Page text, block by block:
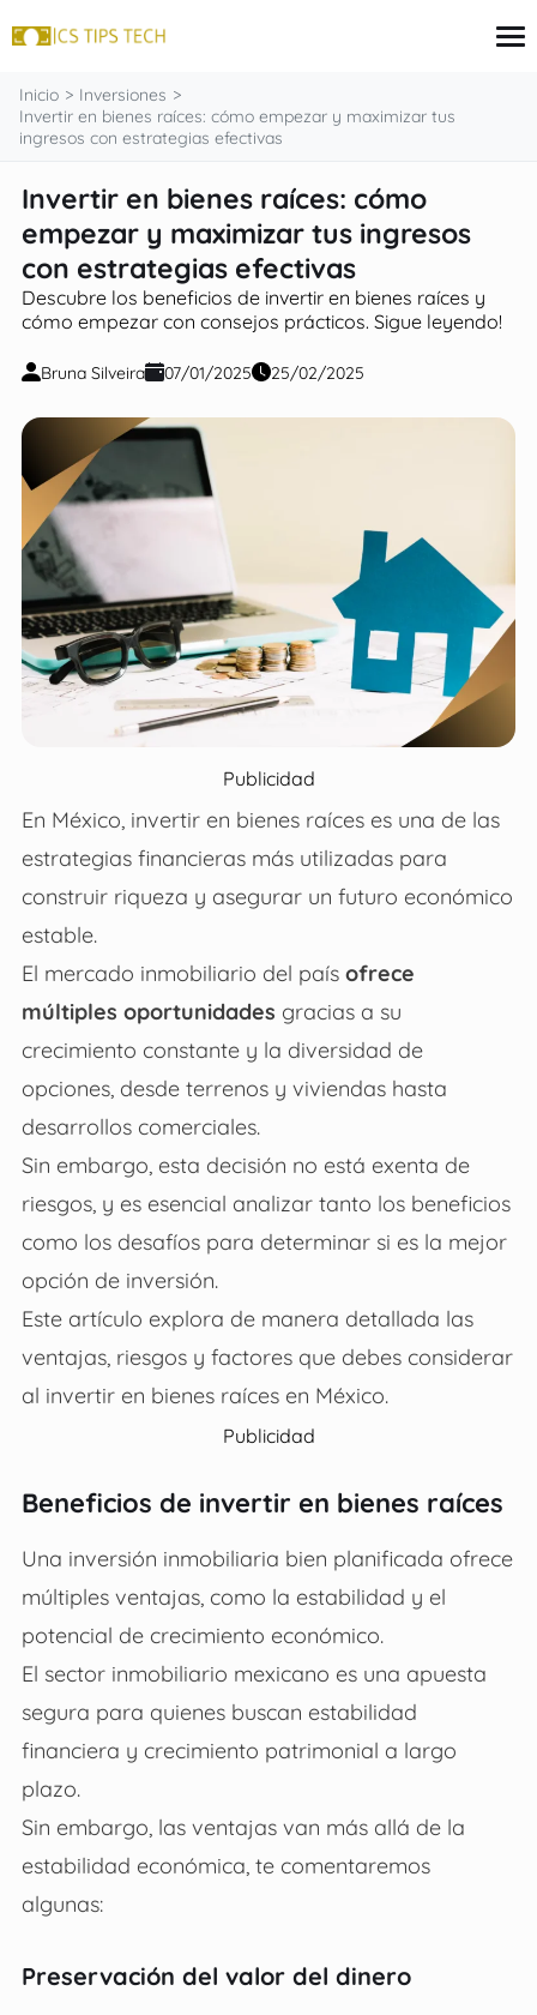
Finanzas
Programas sociales
Inversiones
Préstamos
Inicio
Inversiones
Invertir en bienes raíces: cómo empezar y maximizar tus
ingresos con estrategias efectivas
Invertir en bienes raíces: cómo
empezar y maximizar tus ingresos
con estrategias efectivas
Descubre los beneficios de invertir en bienes raíces y
cómo empezar con consejos prácticos. Sigue leyendo!
Bruna Silveira 07/01/2025 25/02/2025
Publicidad
En México, invertir en bienes raíces es una de las
estrategias financieras más utilizadas para
construir riqueza y asegurar un futuro económico
estable.
El mercado inmobiliario del paísofrece
múltiples oportunidades gracias a su
crecimiento constante y la diversidad de
opciones, desde terrenos y viviendas hasta
desarrollos comerciales.
Sin embargo, esta decisión no está exenta de
riesgos, y es esencial analizar tanto los beneficios
como los desafíos para determinar si es la mejor
opción de inversión.
Este artículo explora de manera detallada las
ventajas, riesgos y factores que debes considerar
al invertir en bienes raíces en México.
Publicidad
Beneficios de invertir en bienes raíces
Una inversión inmobiliaria bien planificada ofrece
múltiples ventajas, como la estabilidad y el
potencial de crecimiento económico.
El sector inmobiliario mexicano es una apuesta
segura para quienes buscan estabilidad
financiera y crecimiento patrimonial a largo
plazo.
Sin embargo, las ventajas van más allá de la
estabilidad económica, te comentaremos
algunas:
Preservación del valor del dinero